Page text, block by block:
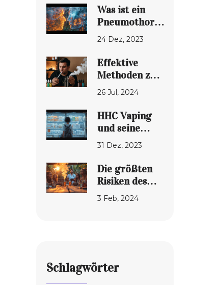
Was ist ein
Pneumothorax?
Verständliche
Erklärung
eines
Lungenkollaps
24 Dez, 2023
Effektive
Methoden zur
Beseitigung
der Vapor
Tongue
26 Jul, 2024
HHC Vaping
und seine
Vorteile: Ein
ausführlicher
Leitfaden
31 Dez, 2023
Die größten
Risiken des
Vapings: Ein
umfassender
3 Feb, 2024
Schlagwörter